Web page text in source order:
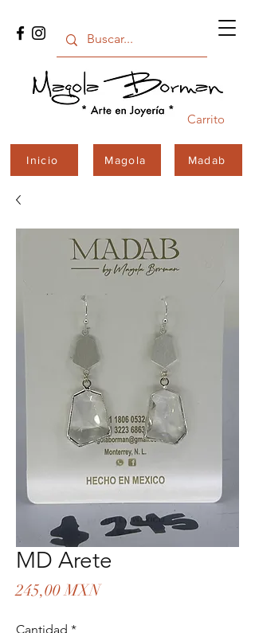
Carrito
Inicio Magola Madab
MD Arete
245,00 MXNPrecio
Cantidad *